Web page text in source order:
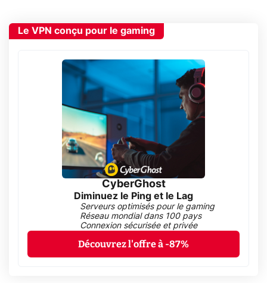
Le VPN conçu pour le gaming
CyberGhost
Diminuez le Ping et le Lag
Serveurs optimisés pour le gaming
Réseau mondial dans 100 pays
Connexion sécurisée et privée
Découvrez l'offre à -87%